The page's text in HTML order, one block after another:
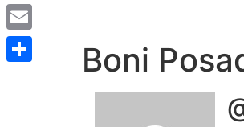
Boni
Telegram
Email